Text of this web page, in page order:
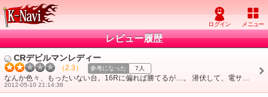
レビュー履歴
CRデビルマンレディー
（2.3） 参考になった 7人
なんか色々、もったいない台。16Rに偏れば勝てるが…。 潜伏して、電サポなしで、確変中の確率も辛い。 ようやくハンティングラッシュ突入して、4Rとか、転落と・・・
2012-05-10 21:14:38